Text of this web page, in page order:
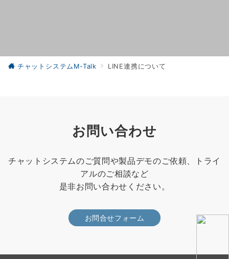
チャットシステムM-Talk LINE連携について
お問い合わせ
チャットシステムのご質問や製品デモのご依頼、トライ
アルのご相談など
是非お問い合わせください。
お問合せフォーム